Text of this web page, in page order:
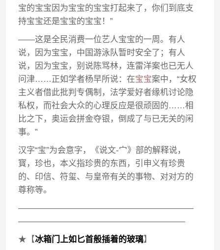
宝的宝宝因为宝宝的宝宝打起来了，你们到底支
持宝宝还是宝宝的宝宝！”
——这是全民消费一位艺人宝宝的一周。有人
说，因为宝宝，中国游泳队暂时安全了；有人
说，因为宝宝，别说陈骂林，连雷洋案也已无人
问津……正如学者杨早所说：在宝宝案中，“女权
主义者借此批判专偶制，法学爱好者缘机讨论隐
私权，而社会大众的心理反应是很顽固的……相
比之下，奥运会拼金夺银，倒成了与已无关的闲
事。”
汉字“宝”为会意字，《说文-宀》部的解释说，
寳，珍也，本义指珍贵的东西，引申义有珍贵
的、印信、符玺、与皇帝有关的事物、对对方的
尊称等。
—————————————————————
————————————————————
★【冰箱门上如匕首般插着的玻璃】